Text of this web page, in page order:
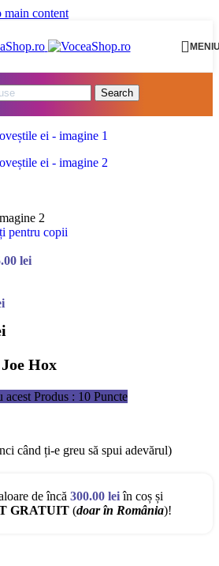
main content
Search
pentru copii
lei
Hox
Produs : 10 Puncte
când ți-e greu să spui adevărul)
de încă 300.00 leiîn coș și
GRATUIT (doar în România)!